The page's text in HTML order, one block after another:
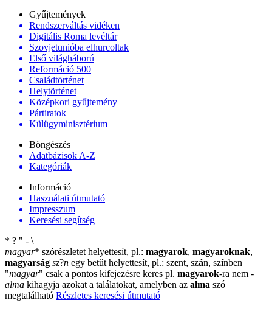
Gyűjtemények
Rendszerváltás vidéken
Digitális Roma levéltár
Szovjetunióba elhurcoltak
Első világháború
Reformáció 500
Családtörténet
Helytörténet
Középkori gyűjtemény
Pártiratok
Külügyminisztérium
Böngészés
Adatbázisok A-Z
Kategóriák
Információ
Használati útmutató
Impresszum
Keresési segítség
* ? " - \
magyar* szórészletet helyettesít, pl.: magyarok, magyaroknak,
magyarság sz?n egy betűt helyettesít, pl.: szent, szán, színben
"magyar" csak a pontos kifejezésre keres pl. magyarok-ra nem -
alma kihagyja azokat a találatokat, amelyben az alma szó
megtalálható Részletes keresési útmutató